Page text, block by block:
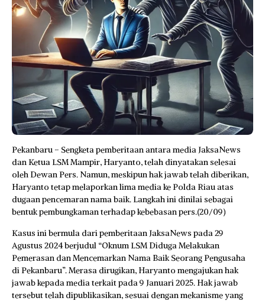
Pekanbaru – Sengketa pemberitaan antara media JaksaNews
dan Ketua LSM Mampir, Haryanto, telah dinyatakan selesai
oleh Dewan Pers. Namun, meskipun hak jawab telah diberikan,
Haryanto tetap melaporkan lima media ke Polda Riau atas
dugaan pencemaran nama baik. Langkah ini dinilai sebagai
bentuk pembungkaman terhadap kebebasan pers.(20/09)
Kasus ini bermula dari pemberitaan JaksaNews pada 29
Agustus 2024 berjudul “Oknum LSM Diduga Melakukan
Pemerasan dan Mencemarkan Nama Baik Seorang Pengusaha
di Pekanbaru”. Merasa dirugikan, Haryanto mengajukan hak
jawab kepada media terkait pada 9 Januari 2025. Hak jawab
tersebut telah dipublikasikan, sesuai dengan mekanisme yang